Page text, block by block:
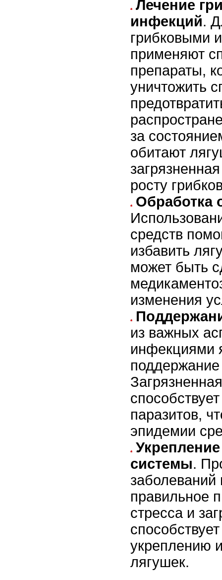
Лечение
инфекций.
грибковыми
применяют
препараты,
уничтожить
за
обитают
росту
Обработка
средств
избавить
может быть
изменения
из важных
инфекциями
паразитов,
эпидемии
системы.
заболеваний
правильное
стресса и
укреплению
лягушек.